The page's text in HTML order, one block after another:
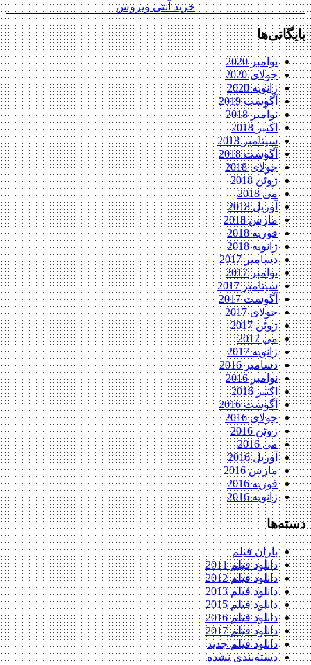
خرید آنتی ویروس
بایگانی‌ها
نوامبر 2020
جولای 2020
ژانویه 2020
آگوست 2019
نوامبر 2018
اکتبر 2018
سپتامبر 2018
آگوست 2018
جولای 2018
ژوئن 2018
می 2018
آوریل 2018
مارس 2018
فوریه 2018
ژانویه 2018
دسامبر 2017
نوامبر 2017
سپتامبر 2017
آگوست 2017
جولای 2017
ژوئن 2017
می 2017
ژانویه 2017
دسامبر 2016
نوامبر 2016
اکتبر 2016
آگوست 2016
جولای 2016
ژوئن 2016
می 2016
آوریل 2016
مارس 2016
فوریه 2016
ژانویه 2016
دسته‌ها
باران فیلم
دانلود فیلم 2011
دانلود فیلم 2012
دانلود فیلم 2013
دانلود فیلم 2015
دانلود فیلم 2016
دانلود فیلم 2017
دانلود فیلم جدید
دسته‌بندی نشده